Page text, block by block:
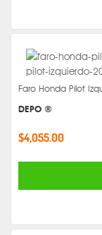
Faro Honda Pilot
DEPO ®
$4,055.00